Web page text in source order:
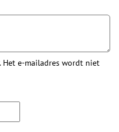
Het e-mailadres wordt niet